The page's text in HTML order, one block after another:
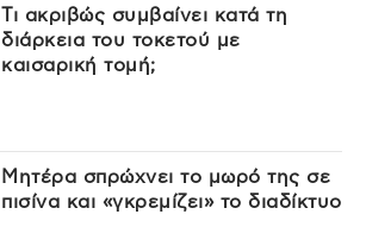
Τι ακριβώς συμβαίνει κατά τη
διάρκεια του τοκετού με
καισαρική τομή;
Μητέρα σπρώχνει το μωρό της σε
πισίνα και «γκρεμίζει» το διαδίκτυο